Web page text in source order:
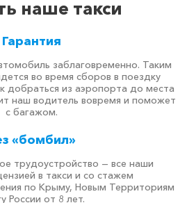
наше такси
Гарантия
заблаговременно. Таким
во время сборов в поездку
добраться из аэропорта до места
наш водитель вовремя и поможет
с багажом.
«бомбил»
трудоустройство — все наши
в такси и со стажем
по Крыму, Новым Территориям
России от 8 лет.